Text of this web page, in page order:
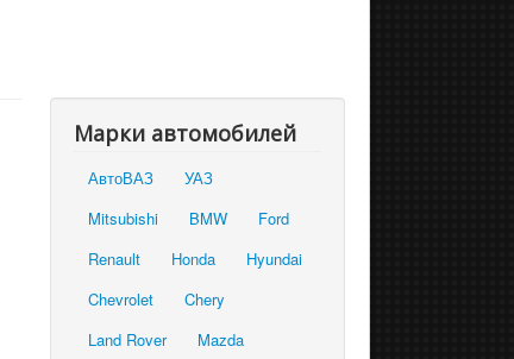
Марки автомобилей
АвтоВАЗ
УАЗ
Mitsubishi
BMW
Ford
Renault
Honda
Hyundai
Chevrolet
Chery
Land Rover
Mazda